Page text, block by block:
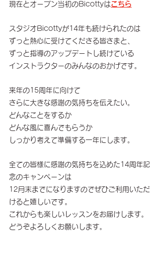
現在とオープン当初のBicottyはこちら
スタジオBicottyが14年も続けられたのは
ずっと熱心に受けてくださる皆さまと、
ずっと指導のアップデートし続けている
インストラクターのみんなのおかげです。
来年の15周年に向けて
さらに大きな感謝の気持ちを伝えたい。
どんなことをするか
どんな風に喜んでもらうか
しっかり考えて準備する一年にします。
全ての皆様に感謝の気持ちを込めた14周年記
念のキャンペーンは
12月末までになりますのでぜひご利用いただ
けると嬉しいです。
これからも楽しいレッスンをお届けします。
どうぞよろしくお願いします。